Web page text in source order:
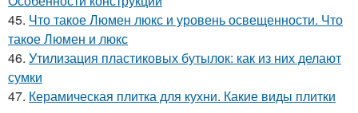
45. Что такое Люмен люкс и уровень освещенности. Что
такое Люмен и люкс
46. Утилизация пластиковых бутылок: как из них делают
сумки
47. Керамическая плитка для кухни. Какие виды плитки